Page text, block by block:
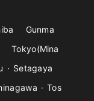
Gunma
Tokyo Mina
Setagaya
Tos